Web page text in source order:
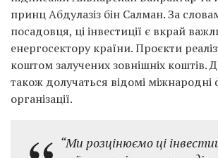
принц Абдулазіз бін Салман. За
посадовця, ці інвестиції є вкрай
енергосектору країни. Проєкти
коштом залучених зовнішніх коштів.
також долучаться відомі міжнародні
організації.
“Ми розцінюємо ці